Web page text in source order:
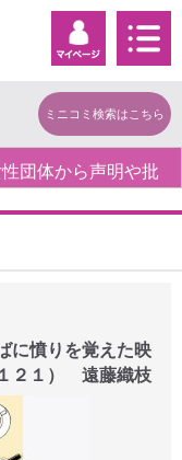
ミニコミ検索はこちら
団体から声明や批
に憤りを覚えた映
２１） 遠藤織枝